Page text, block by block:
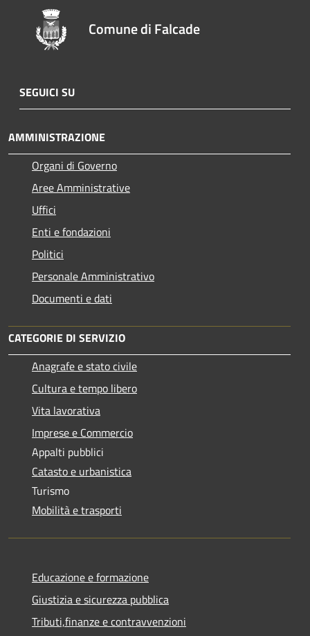
Comune di Falcade
SEGUICI SU
AMMINISTRAZIONE
Organi di Governo
Aree Amministrative
Uffici
Enti e fondazioni
Politici
Personale Amministrativo
Documenti e dati
CATEGORIE DI SERVIZIO
Anagrafe e stato civile
Cultura e tempo libero
Vita lavorativa
Imprese e Commercio
Appalti pubblici
Catasto e urbanistica
Turismo
Mobilità e trasporti
Educazione e formazione
Giustizia e sicurezza pubblica
Tributi,finanze e contravvenzioni